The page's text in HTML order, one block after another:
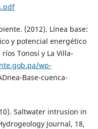
(2012). Línea base:
y potencial energético
Tonosí y La Villa-
wp-
Base-cuenca-
Saltwater intrusion in
Journal, 18,